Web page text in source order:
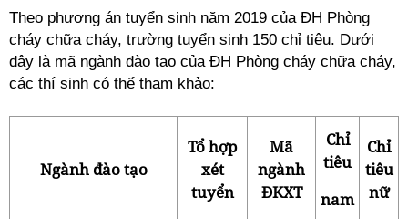
Theo phương án tuyển sinh năm 2019 của ĐH Phòng
cháy chữa cháy, trường tuyển sinh 150 chỉ tiêu. Dưới
đây là mã ngành đào tạo của ĐH Phòng cháy chữa cháy,
các thí sinh có thể tham khảo:
Ngành đào tạo
Tổ hợp
xét
tuyển
Mã
ngành
ĐKXT
Chỉ
tiêu
nam
Chỉ
tiêu
nữ